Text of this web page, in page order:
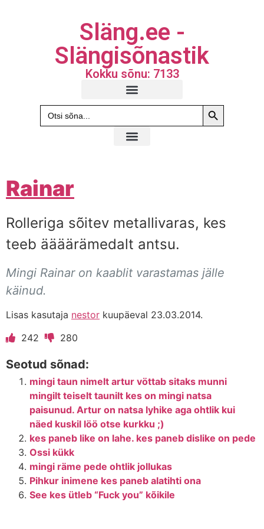
Släng.ee -
Slängisõnastik
Kokku sõnu: 7133
Search
for:
Search
Rainar
Rolleriga sõitev metallivaras, kes
teeb äääärämedalt antsu.
Mingi Rainar on kaablit varastamas jälle
käinud.
Lisas kasutaja nestor kuupäeval 23.03.2014.
242
280
Seotud sõnad:
mingi taun nimelt artur vöttab sitaks munni
mingilt teiselt taunilt kes on mingi natsa
paisunud. Artur on natsa lyhike aga ohtlik kui
näed kuskil löö otse kurkku ;)
kes paneb like on lahe. kes paneb dislike on pede
Ossi kükk
mingi räme pede ohtlik jollukas
Pihkur inimene kes paneb alatihti ona
See kes ütleb “Fuck you” kõikile